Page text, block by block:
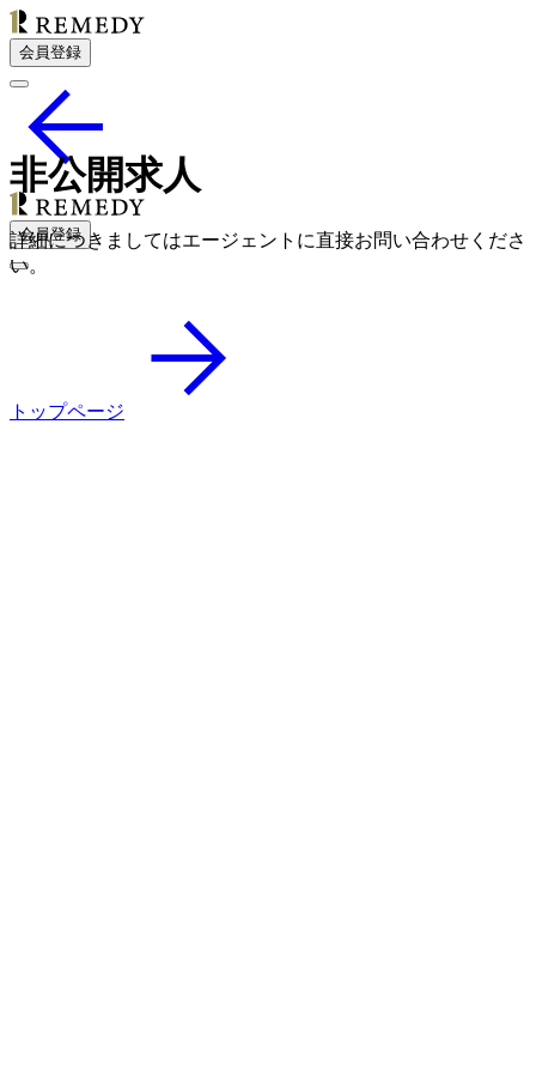
会員登録
会員登録
非公開求人
詳細につきましてはエージェントに直接お問い合わせくださ
い。
トップページ